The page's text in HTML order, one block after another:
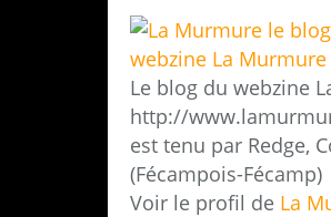
Le blog du webzine
http://
est tenu par Redge,
(Fécampois-Fécamp)
Voir le profil de La